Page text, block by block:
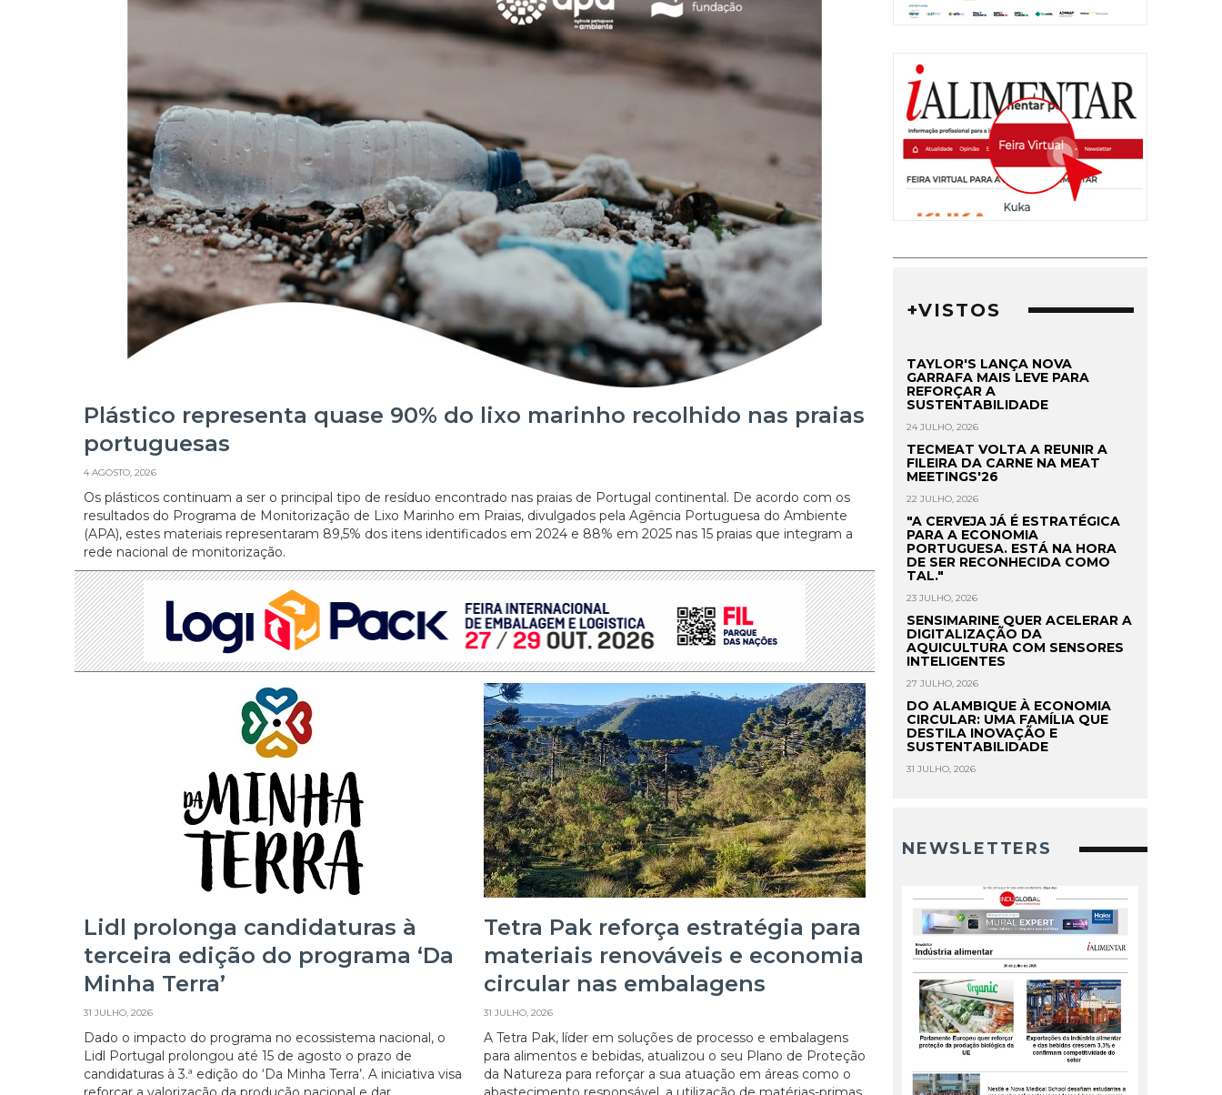
Plástico representa quase 90% do lixo marinho recolhido nas praias
portuguesas
4 AGOSTO, 2026
Os plásticos continuam a ser o principal tipo de resíduo encontrado nas praias de Portugal continental. De acordo com os
resultados do Programa de Monitorização de Lixo Marinho em Praias, divulgados pela Agência Portuguesa do Ambiente
(APA), estes materiais representaram 89,5% dos itens identificados em 2024 e 88% em 2025 nas 15 praias que integram a
rede nacional de monitorização.
Lidl prolonga candidaturas à
terceira edição do programa ‘Da
Minha Terra’
31 JULHO, 2026
Dado o impacto do programa no ecossistema nacional, o
Lidl Portugal prolongou até 15 de agosto o prazo de
candidaturas à 3.ª edição do ‘Da Minha Terra’. A iniciativa visa
Tetra Pak reforça estratégia para
materiais renováveis e economia
circular nas embalagens
31 JULHO, 2026
A Tetra Pak, líder em soluções de processo e embalagens
para alimentos e bebidas, atualizou o seu Plano de Proteção
da Natureza para reforçar a sua atuação em áreas como o
+VISTOS
TAYLOR'S LANÇA NOVA
GARRAFA MAIS LEVE PARA
REFORÇAR A
SUSTENTABILIDADE
24 JULHO, 2026
TECMEAT VOLTA A REUNIR A
FILEIRA DA CARNE NA MEAT
MEETINGS'26
22 JULHO, 2026
"A CERVEJA JÁ É ESTRATÉGICA
PARA A ECONOMIA
PORTUGUESA. ESTÁ NA HORA
DE SER RECONHECIDA COMO
TAL."
23 JULHO, 2026
SENSIMARINE QUER ACELERAR A
DIGITALIZAÇÃO DA
AQUICULTURA COM SENSORES
INTELIGENTES
27 JULHO, 2026
DO ALAMBIQUE À ECONOMIA
CIRCULAR: UMA FAMÍLIA QUE
DESTILA INOVAÇÃO E
SUSTENTABILIDADE
31 JULHO, 2026
NEWSLETTERS